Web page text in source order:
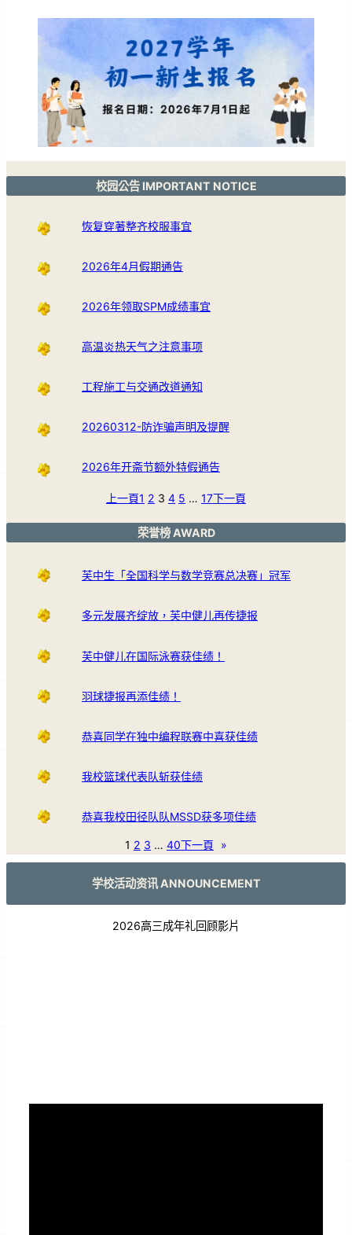
校园公告 IMPORTANT NOTICE
恢复穿著整齐校服事宜
2026年4月假期通告
2026年领取SPM成绩事宜
高温炎热天气之注意事项
工程施工与交通改道通知
20260312-防诈骗声明及提醒
2026年开斋节额外特假通告
上一頁1 2 3 4 5 … 17下一頁
荣誉榜 AWARD
芙中生「全国科学与数学竞赛总决赛」冠军
多元发展齐绽放，芙中健儿再传捷报
芙中健儿在国际泳赛获佳绩！
羽球捷报再添佳绩！
恭喜同学在独中编程联赛中喜获佳绩
我校篮球代表队斩获佳绩
恭喜我校田径队队MSSD获多项佳绩
1 2 3 … 40下一頁 »
学校活动资讯 ANNOUNCEMENT
2026高三成年礼回顾影片